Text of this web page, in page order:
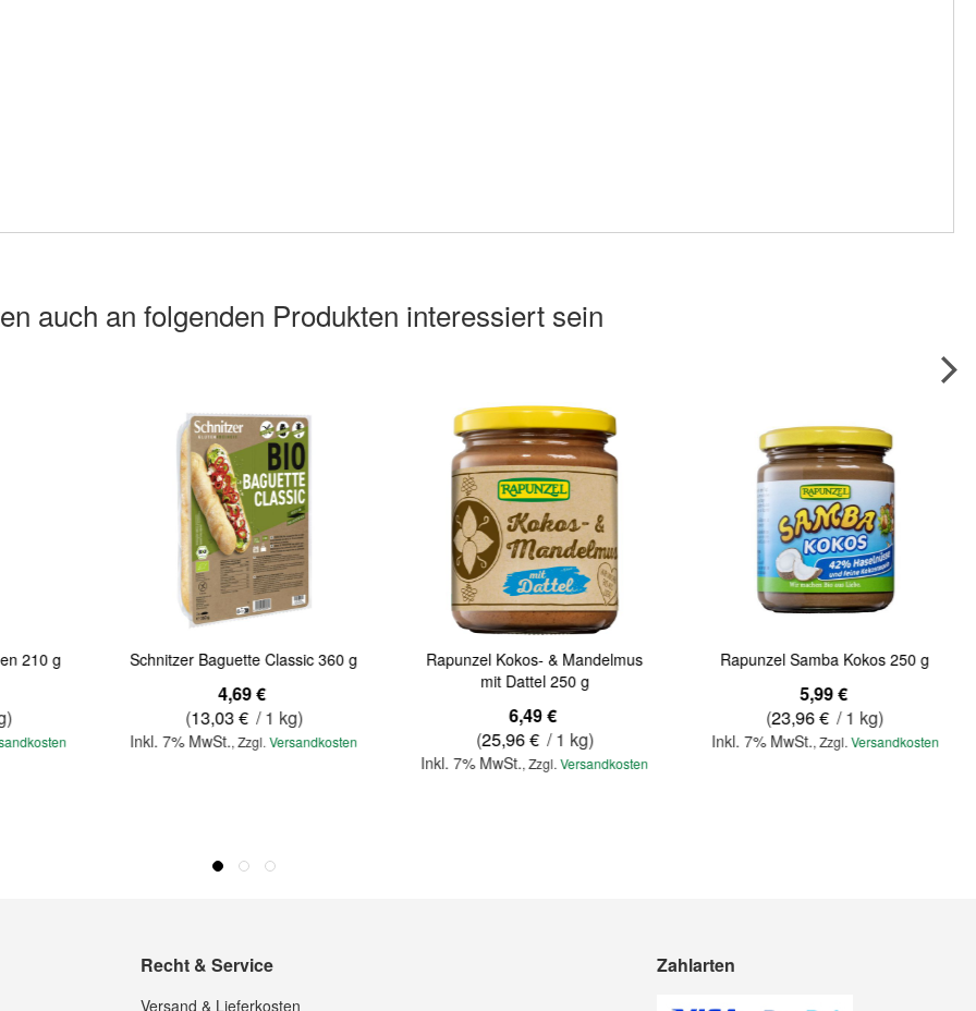
auch an folgenden Produkten interessiert sein
210 g Schnitzer Baguette Classic 360 g
4,69 €
(13,03 € / 1 kg)
Inkl. 7% MwSt.,Zzgl.Versandkosten
Rapunzel Kokos- & Mandelmus
mit Dattel 250 g
6,49 €
(25,96 € / 1 kg)
Inkl. 7% MwSt.,Zzgl.Versandkosten
Rapunzel Samba Kokos 250 g
5,99 €
(23,96 € / 1 kg)
Inkl. 7% MwSt.,Zzgl.Versandkosten
Recht & Service
Versand & Lieferkosten
Zahlarten